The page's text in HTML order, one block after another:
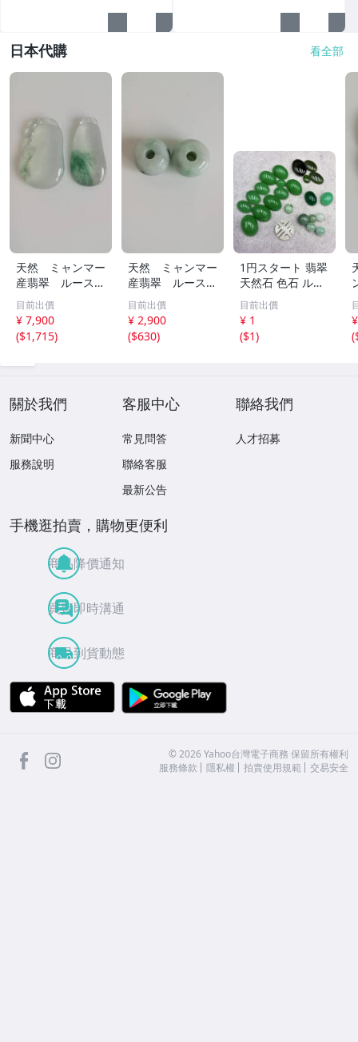
日本代購 看全部
天然 ミャンマー
産翡翠 ルース
瓜 氷のように透
き通る 17ｘ8.5
ｘ2.4ｍｍ 3.5ct
と 17.6ｘ11
目前出價
¥ 7,900
($1,715)
天然 ミャンマー
産翡翠 ルース
18ｘ12.8ｍ
ｍ 40.5ct と
18.4ｘ13.3ｍｍ
43ct 注意事項
目前出價
¥ 2,900
($630)
1円スタート 翡翠
天然石 色石 ルー
ス まとめ 大量 ジ
ュエリー 宝石 総
重量約49.0g ヒス
イ HE0806ろ
目前出價
¥ 1
($1)
(
關於我們
新聞中心
服務說明
客服中心
常見問答
聯絡客服
最新公告
聯絡我們
人才招募
手機逛拍賣，購物更便利
商品降價通知
買賣即時溝通
商品到貨動態
APP Store
facebook ©2026 Yahoo台灣電子商務 保留所有權利
服務條款
隱私權 拍賣使用規範 交易安全